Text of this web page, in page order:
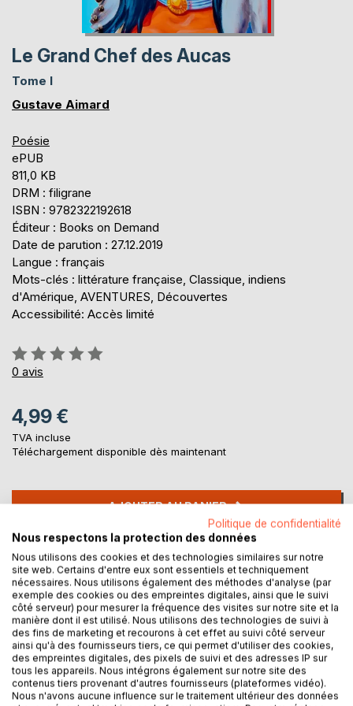
Le Grand Chef des Aucas
Tome I
Gustave Aimard
Poésie
ePUB
811,0 KB
DRM : filigrane
ISBN : 9782322192618
Éditeur : Books on Demand
Date de parution : 27.12.2019
Langue : français
Mots-clés : littérature française, Classique, indiens
d'Amérique, AVENTURES, Découvertes
Accessibilité: Accès limité
Évaluation:
0%
0 avis
4,99 €
TVA incluse
Téléchargement disponible dès maintenant
AJOUTER AU PANIER
Ajouter à ma liste d'envies
Laisser un avis
DESCRIPTION
Politique de confidentialité
Nous respectons la protection des données
Nous utilisons des cookies et des technologies similaires sur notre
site web. Certains d'entre eux sont essentiels et techniquement
nécessaires. Nous utilisons également des méthodes d'analyse (par
exemple des cookies ou des empreintes digitales, ainsi que le suivi
côté serveur) pour mesurer la fréquence des visites sur notre site et la
manière dont il est utilisé. Nous utilisons des technologies de suivi à
des fins de marketing et recourons à cet effet au suivi côté serveur
ainsi qu'à des fournisseurs tiers, ce qui permet d'utiliser des cookies,
des empreintes digitales, des pixels de suivi et des adresses IP sur
tous les appareils. Nous intégrons également sur notre site des
contenus tiers provenant d'autres fournisseurs (plateformes vidéo).
Nous n'avons aucune influence sur le traitement ultérieur des données